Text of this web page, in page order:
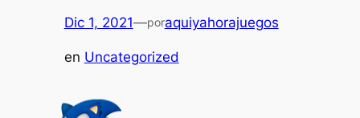
Dic 1, 2021—poraquiyahorajuegos
en Uncategorized